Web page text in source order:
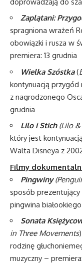
Zaplątani:
spragniona wrażeń
obowiązki i rusza w
premiera: 13 grudnia
Wielka Szóstka(
kontynuacją przygód
z nagrodzonego
grudnia
Lilo i Stich(Lilo &
który jest
Walta Disneya z
Filmy
Pingwiny
sposób
pingwina
Sonata
in Three Movements
rodzinę
muzyczny –